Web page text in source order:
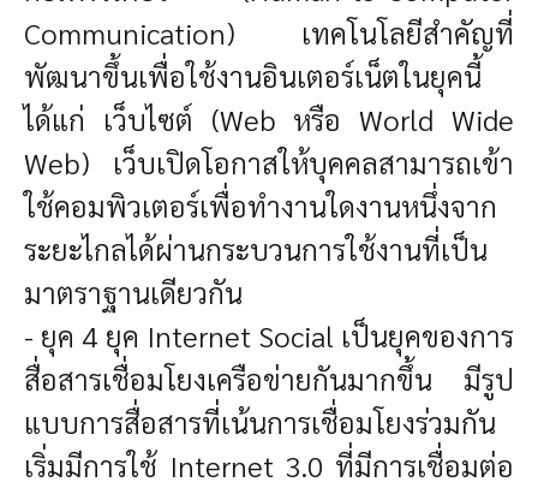
Communication) เทคโนโลยีสำคัญที่
พัฒนาขึ้นเพื่อใช้งานอินเตอร์เน็ตในยุคนี้
ได้แก่ เว็บไซต์ (Web หรือ World Wide
Web) เว็บเปิดโอกาสให้บุคคลสามารถเข้า
ใช้คอมพิวเตอร์เพื่อทำงานใดงานหนึ่งจาก
ระยะไกลได้ผ่านกระบวนการใช้งานที่เป็น
มาตราฐานเดียวกัน
- ยุค 4 ยุค Internet Social เป็นยุคของการ
สื่อสารเชื่อมโยงเครือข่ายกันมากขึ้น มีรูป
แบบการสื่อสารที่เน้นการเชื่อมโยงร่วมกัน
เริ่มมีการใช้ Internet 3.0 ที่มีการเชื่อมต่อ